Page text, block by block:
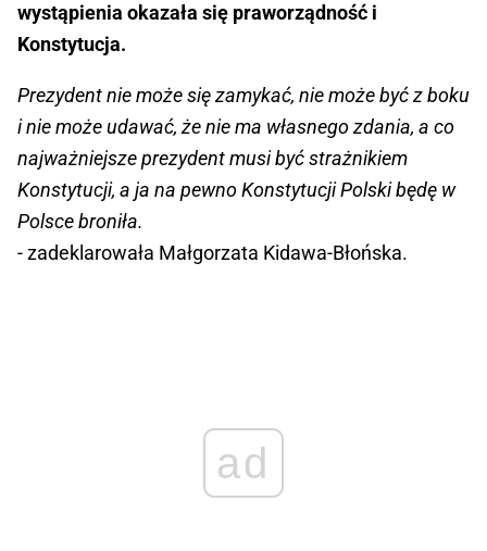
wystąpienia okazała się praworządność i
Konstytucja.
Prezydent nie może się zamykać, nie może być z boku
i nie może udawać, że nie ma własnego zdania, a co
najważniejsze prezydent musi być strażnikiem
Konstytucji, a ja na pewno Konstytucji Polski będę w
Polsce broniła.
- zadeklarowała Małgorzata Kidawa-Błońska.
ad